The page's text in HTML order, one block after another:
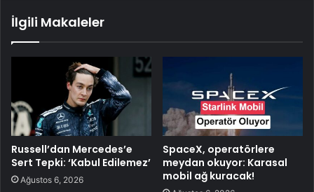
İlgili Makaleler
Russell’dan Mercedes’e
Sert Tepki: ‘Kabul Edilemez’
Ağustos 6, 2026
SpaceX, operatörlere
meydan okuyor: Karasal
mobil ağ kuracak!